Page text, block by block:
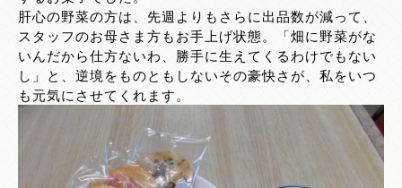
肝心の野菜の方は、先週よりもさらに出品数が減って、
スタッフのお母さま方もお手上げ状態。「畑に野菜がな
いんだから仕方ないわ、勝手に生えてくるわけでもない
し」と、逆境をものともしないその豪快さが、私をいつ
も元気にさせてくれます。